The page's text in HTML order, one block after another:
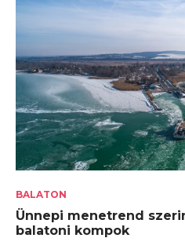
BALATON
Ünnepi menetrend
balatoni kompok